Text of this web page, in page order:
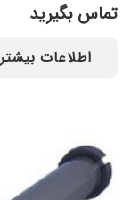
تماس بگیرید
اطلاعات بیشتر